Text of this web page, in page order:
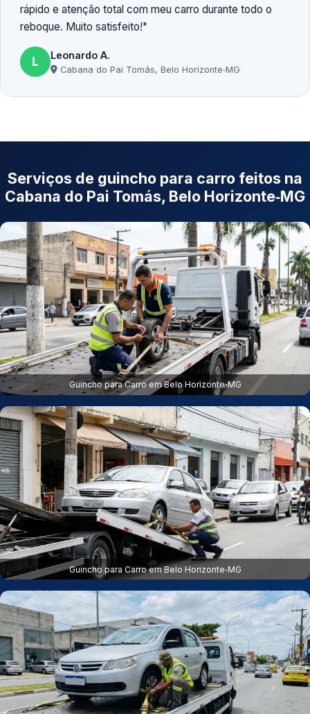
rápido e atenção total com meu carro durante todo o
reboque. Muito satisfeito!
L Leonardo A.
Cabana do Pai Tomás, Belo Horizonte‑MG
Serviços de guincho para carro feitos na
Cabana do Pai Tomás, Belo Horizonte‑MG
Guincho para Carro em Belo Horizonte‑MG
Guincho para Carro em Belo Horizonte‑MG